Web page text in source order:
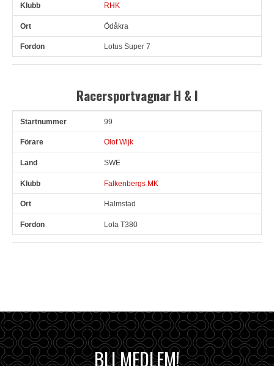
RHK
Ödåkra
Lotus Super 7
Racersportvagnar H & I
Snr Förare 99
Olof Wijk
SWE
Falkenbergs MK
Halmstad
Lola T380
BLI MEDLEM!